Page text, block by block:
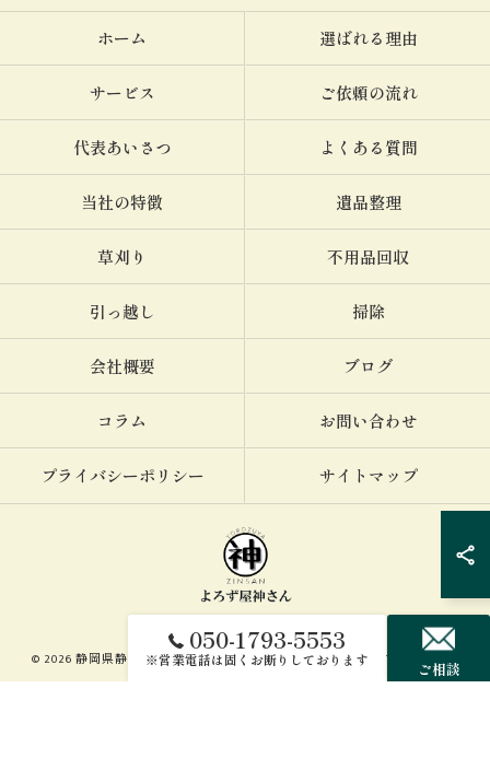
050-1793-5553
※営業電話は固くお断りしております ご相談
ホーム 選ばれる理由
サービス ご依頼の流れ
代表あいさつ よくある質問
当社の特徴 遺品整理
草刈り 不用品回収
引っ越し 掃除
会社概要 ブログ
コラム お問い合わせ
プライバシーポリシー サイトマップ
© 2026 静岡県静岡市で便利屋ならよろず屋神さん ALL RIGHTS RESERVED.